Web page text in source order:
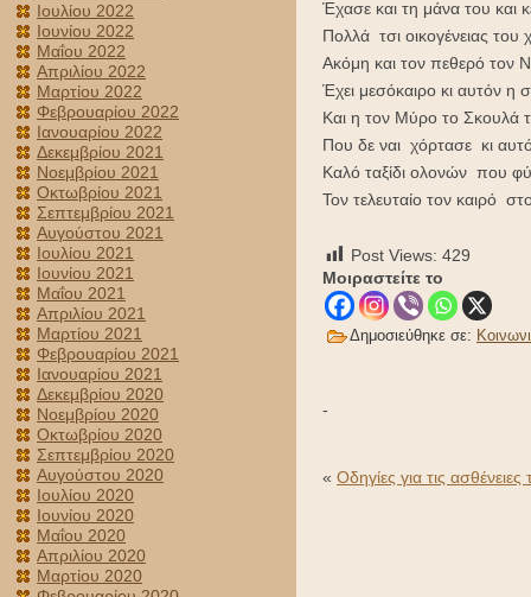
Ιουλίου 2022
Ιουνίου 2022
Μαΐου 2022
Απριλίου 2022
Μαρτίου 2022
Φεβρουαρίου 2022
Ιανουαρίου 2022
Δεκεμβρίου 2021
Νοεμβρίου 2021
Οκτωβρίου 2021
Σεπτεμβρίου 2021
Αυγούστου 2021
Ιουλίου 2021
Ιουνίου 2021
Μαΐου 2021
Απριλίου 2021
Μαρτίου 2021
Φεβρουαρίου 2021
Ιανουαρίου 2021
Δεκεμβρίου 2020
Νοεμβρίου 2020
Οκτωβρίου 2020
Σεπτεμβρίου 2020
Αυγούστου 2020
Ιουλίου 2020
Ιουνίου 2020
Μαΐου 2020
Απριλίου 2020
Μαρτίου 2020
Έχασε και τη μάνα του και
Πολλά τσι οικογένειας του
Ακόμη και τον πεθερό τον
Έχει μεσόκαιρo κι αυτόν η
Και η τον Μύρο το Σκουλά
Που δε ναι χόρτασε κι
Καλό ταξίδι ολονών που
Τον τελευταίο τον καιρό
Post Views: 429
Μοιραστείτε το
Δημοσιεύθηκε σε:
-
« Οδηγίες για τις